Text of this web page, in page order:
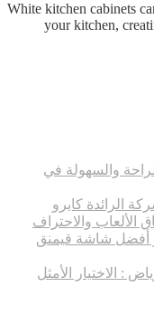
White kitchen cabinets
your kitchen,
والسهولة في
الرائدة كايرو
أفضل شاشة قيمنق
: الاختيار الأمثل